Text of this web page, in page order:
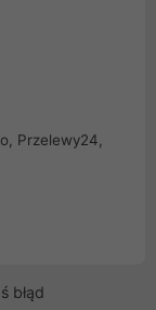
Przelewy24,
błąd